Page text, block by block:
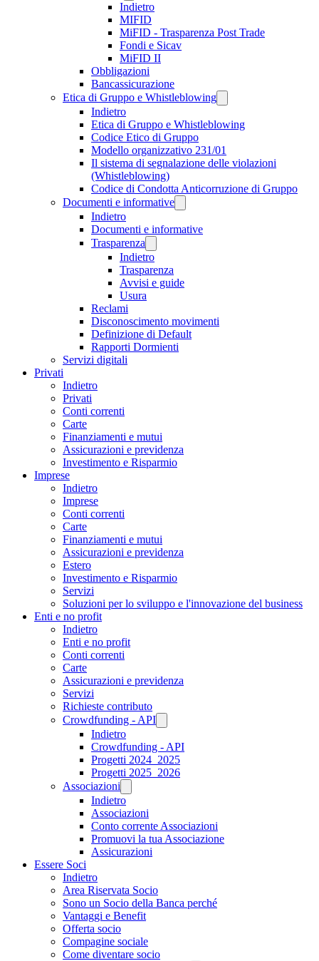
Indietro
MIFID
MiFID - Trasparenza Post Trade
Fondi e Sicav
MiFID II
Obbligazioni
Bancassicurazione
Etica di Gruppo e Whistleblowing
Indietro
Etica di Gruppo e Whistleblowing
Codice Etico di Gruppo
Modello organizzativo 231/01
Il sistema di segnalazione delle violazioni
(Whistleblowing)
Codice di Condotta Anticorruzione di Gruppo
Documenti e informative
Indietro
Documenti e informative
Trasparenza
Indietro
Trasparenza
Avvisi e guide
Usura
Reclami
Disconoscimento movimenti
Definizione di Default
Rapporti Dormienti
Servizi digitali
Privati
Indietro
Privati
Conti correnti
Carte
Finanziamenti e mutui
Assicurazioni e previdenza
Investimento e Risparmio
Imprese
Indietro
Imprese
Conti correnti
Carte
Finanziamenti e mutui
Assicurazioni e previdenza
Estero
Investimento e Risparmio
Servizi
Soluzioni per lo sviluppo e l'innovazione del business
Enti e no profit
Indietro
Enti e no profit
Conti correnti
Carte
Assicurazioni e previdenza
Servizi
Richieste contributo
Crowdfunding - API
Indietro
Crowdfunding - API
Progetti 2024_2025
Progetti 2025_2026
Associazioni
Indietro
Associazioni
Conto corrente Associazioni
Promuovi la tua Associazione
Assicurazioni
Essere Soci
Indietro
Area Riservata Socio
Sono un Socio della Banca perché
Vantaggi e Benefit
Offerta socio
Compagine sociale
Come diventare socio